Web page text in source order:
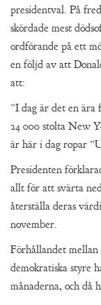
presidentval. På
skördade mest
ordförande på ett
en följd av att
att:
”I dag är det en ära
24 000 stolta New
är här i dag ropar
Presidenten
allt för att svärta
återställa deras
november.
Förhållandet
demokratiska styre
månaderna, och då